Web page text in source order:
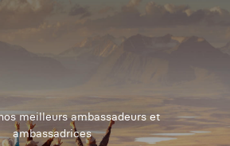
meilleurs ambassadeurs et
ambassadrices